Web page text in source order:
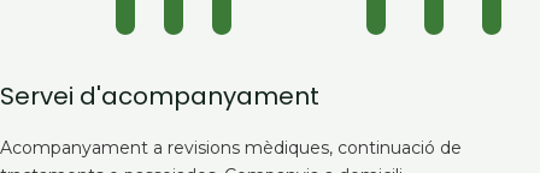
Servei d'acompanyament
Acompanyament a revisions mèdiques, continuació de